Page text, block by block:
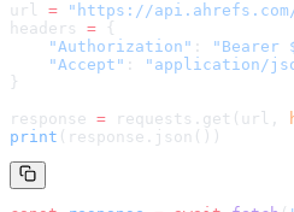
url = " https://
headers = {
    "Authorization"
: "Bearer
    "Accept"
:
"application/
}
response = requests.get(url,
print (response.json())